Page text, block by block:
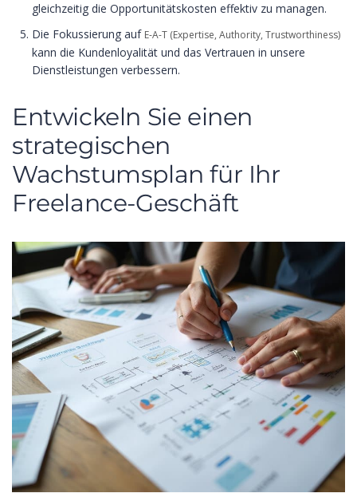
gleichzeitig die Opportunitätskosten effektiv zu managen.
Die Fokussierung auf E-A-T (Expertise, Authority, Trustworthiness)
kann die Kundenloyalität und das Vertrauen in unsere
Dienstleistungen verbessern.
Entwickeln Sie einen
strategischen
Wachstumsplan für Ihr
Freelance-Geschäft